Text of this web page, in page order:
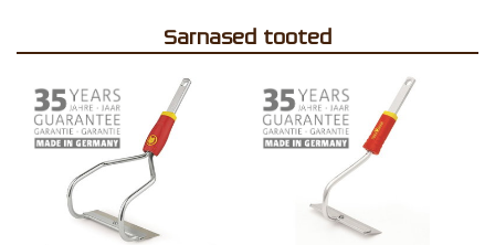
Sarnased tooted